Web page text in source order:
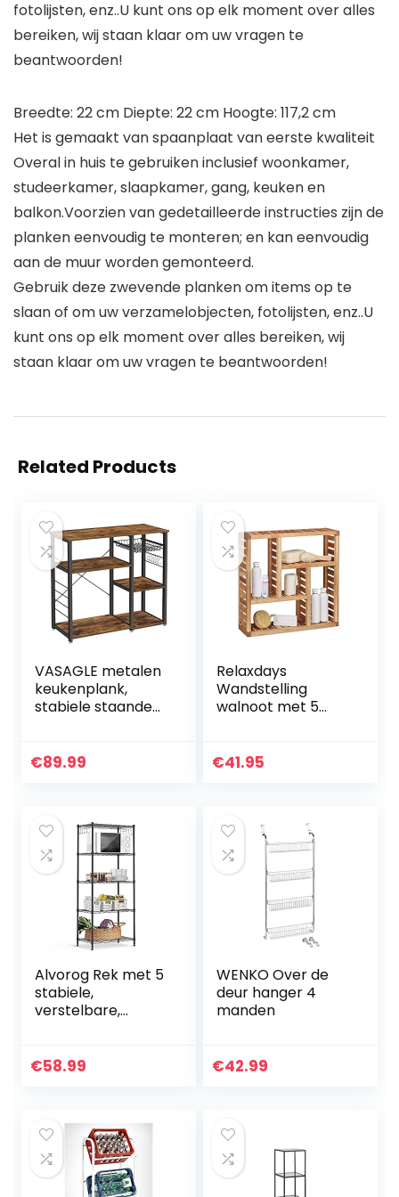
fotolijsten, enz..U kunt ons op elk moment over alles
bereiken, wij staan ​​klaar om uw vragen te
beantwoorden!
Breedte: 22 cm Diepte: 22 cm Hoogte: 117,2 cm
Het is gemaakt van spaanplaat van eerste kwaliteit
Overal in huis te gebruiken inclusief woonkamer,
studeerkamer, slaapkamer, gang, keuken en
balkon.Voorzien van gedetailleerde instructies zijn de
planken eenvoudig te monteren; en kan eenvoudig
aan de muur worden gemonteerd.
Gebruik deze zwevende planken om items op te
slaan of om uw verzamelobjecten, fotolijsten, enz..U
kunt ons op elk moment over alles bereiken, wij
staan ​​klaar om uw vragen te beantwoorden!
Related Products
VASAGLE metalen
keukenplank,
stabiele staande
magnetronplank
€89.99
Relaxdays
Wandstelling
walnoot met 5
woonkamer,
€41.95
Alvorog Rek met 5
stabiele,
verstelbare,
opslagruimte voor
€58.99
WENKO Over de
deur hanger 4
manden
€42.99